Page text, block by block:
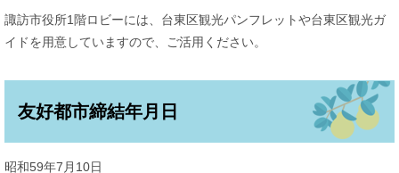
諏訪市役所1階ロビーには、台東区観光パンフレットや台東区観光ガ
イドを用意していますので、ご活用ください。
友好都市締結年月日
昭和59年7月10日